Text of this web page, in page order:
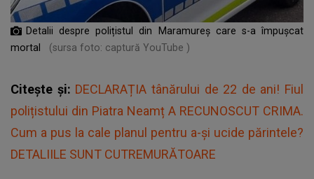
Detalii despre polițistul din Maramureș care s-a împușcat
mortal
(sursa foto: captură YouTube )
Citește și: DECLARAȚIA tânărului de 22 de ani! Fiul
polițistului din Piatra Neamț A RECUNOSCUT CRIMA.
Cum a pus la cale planul pentru a-și ucide părintele?
DETALIILE SUNT CUTREMURĂTOARE